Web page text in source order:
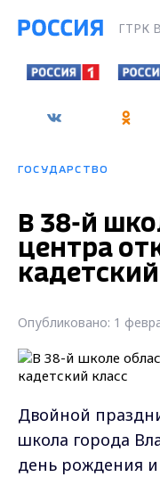
ГТРК
ГОСУДАРСТВО
В 38-й
центра
Опубликовано: 1
Двойной
школа города
день рождения